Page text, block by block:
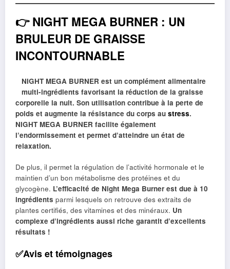
👉NIGHT MEGA BURNER : UN
BRULEUR DE GRAISSE
INCONTOURNABLE
NIGHT MEGA BURNER est un complément alimentaire
multi-ingrédients favorisant la réduction de la graisse
corporelle la nuit. Son utilisation contribue à la perte de
poids et augmente la résistance du corps au stress.
NIGHT MEGA BURNER facilite également
l’endormissement et permet d’atteindre un état de
relaxation.
De plus, il permet la régulation de l’activité hormonale et le
maintien d’un bon métabolisme des protéines et du
glycogène. L’efficacité de Night Mega Burner est due à 10
ingrédients parmi lesquels on retrouve des extraits de
plantes certifiés, des vitamines et des minéraux. Un
complexe d’ingrédients aussi riche garantit d’excellents
résultats !
✅Avis et témoignages